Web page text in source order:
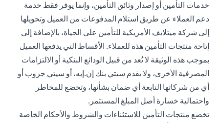
خدمات التأمين أو إصدار وثائق التأمين، وإنما يوفر فقط خدمة
دعم العملاء عن طريق استلام المدفوعات من العميل وتحويلها
إلى شركة ميتلايف الأمريكية للتأمين على الحياة، بالإضافة إلى
إتاحة منتجات التأمين هذه للعملاء. الأقساط التي يدفعها العميل
بموجب هذه الوثيقة لا تُعد من قبيل الودائع البنكية أو الالتزامات
المصرفية الأخرى، ولا يقدم سيتي بنك إن.إيه، أو سيتي جروب أو
أي من شركاتها التابعة أي ضمان بشأنها، وتخضع للمخاطر
واحتمالية خسارة أصل المبلغ المستثمر.
تخضع منتجات التأمين للاستثناءات والشروط والأحكام الخاصة